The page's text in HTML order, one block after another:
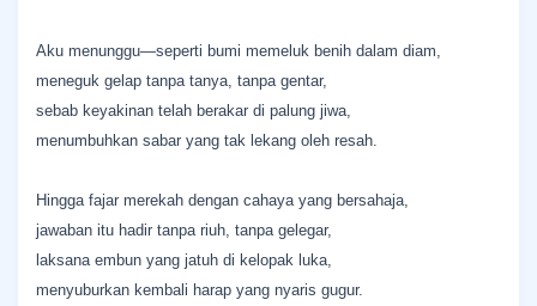
Aku menunggu—seperti bumi memeluk benih dalam diam,
meneguk gelap tanpa tanya, tanpa gentar,
sebab keyakinan telah berakar di palung jiwa,
menumbuhkan sabar yang tak lekang oleh resah.
Hingga fajar merekah dengan cahaya yang bersahaja,
jawaban itu hadir tanpa riuh, tanpa gelegar,
laksana embun yang jatuh di kelopak luka,
menyuburkan kembali harap yang nyaris gugur.